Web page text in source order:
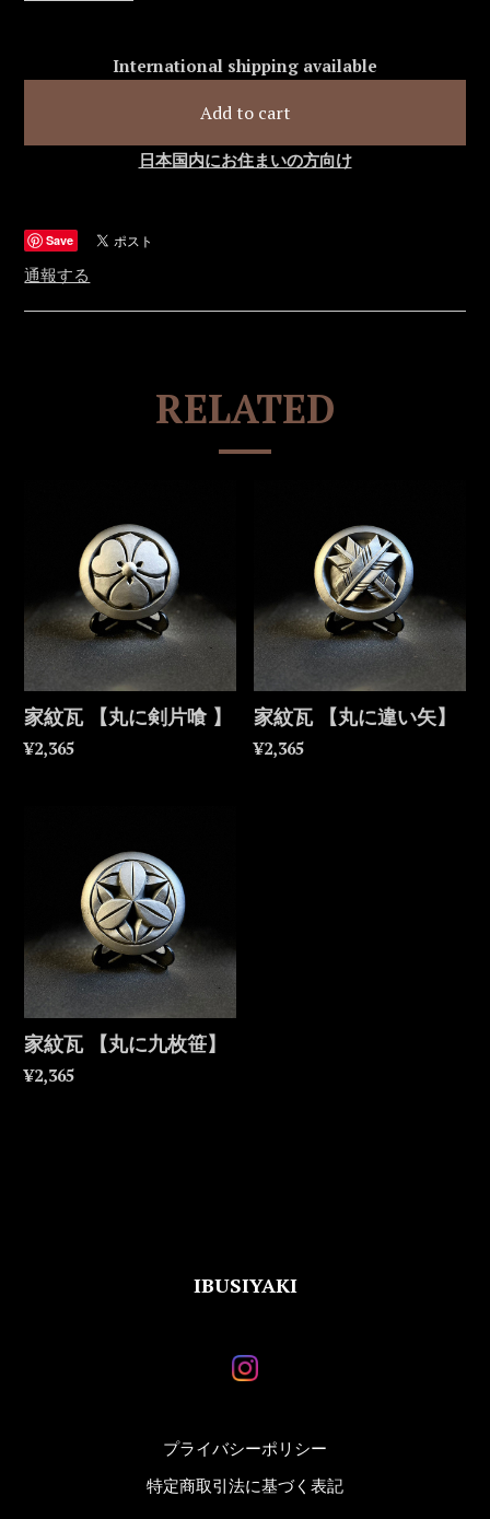
International shipping available
Add to cart
日本国内にお住まいの方向け
Save
通報する
RELATED
家紋瓦 【丸に剣片喰 】
¥2,365
家紋瓦 【丸に違い矢】
¥2,365
家紋瓦 【丸に九枚笹】
¥2,365
IBUSIYAKI
プライバシーポリシー
特定商取引法に基づく表記